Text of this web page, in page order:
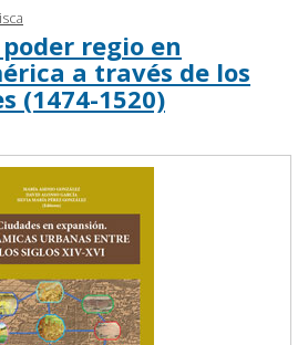
regio en
a través de los
(1474-1520)